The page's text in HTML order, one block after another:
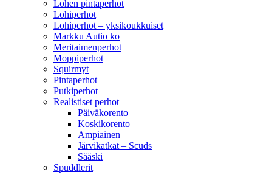
Lohen pintaperhot
Lohiperhot
Lohiperhot – yksikoukkuiset
Markku Autio ko
Meritaimenperhot
Moppiperhot
Squirmyt
Pintaperhot
Putkiperhot
Realistiset perhot
Päiväkorento
Koskikorento
Ampiainen
Järvikatkat – Scuds
Sääski
Spuddlerit